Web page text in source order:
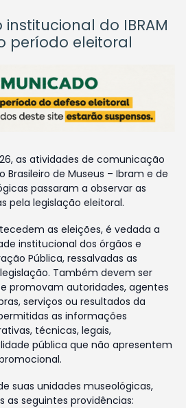
do IBRAM
período eleitoral
as atividades de comunicação
de Museus – Ibram e de
passaram a observar as
pela legislação eleitoral.
as eleições, é vedada a
institucional dos órgãos e
Pública, ressalvadas as
Também devem ser
promovam autoridades, agentes
serviços ou resultados da
as informações
técnicas, legais,
pública que não apresentem
suas unidades museológicas,
as seguintes providências: